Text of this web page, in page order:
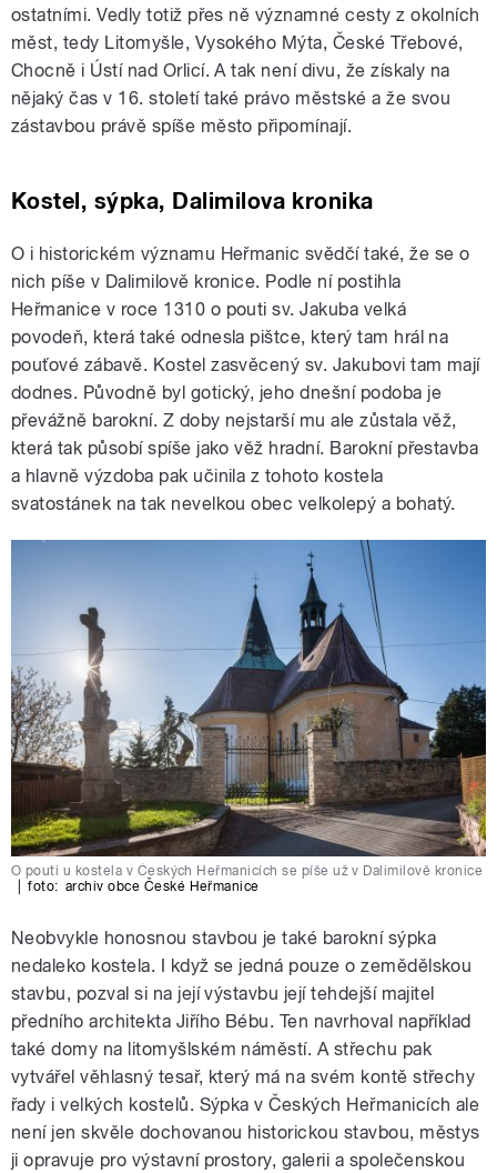
ostatními. Vedly totiž přes ně významné cesty z okolních
měst, tedy Litomyšle, Vysokého Mýta, České Třebové,
Chocně i Ústí nad Orlicí. A tak není divu, že získaly na
nějaký čas v 16. století také právo městské a že svou
zástavbou právě spíše město připomínají.
Kostel, sýpka, Dalimilova kronika
O i historickém významu Heřmanic svědčí také, že se o
nich píše v Dalimilově kronice. Podle ní postihla
Heřmanice v roce 1310 o pouti sv. Jakuba velká
povodeň, která také odnesla pištce, který tam hrál na
pouťové zábavě. Kostel zasvěcený sv. Jakubovi tam mají
dodnes. Původně byl gotický, jeho dnešní podoba je
převážně barokní. Z doby nejstarší mu ale zůstala věž,
která tak působí spíše jako věž hradní. Barokní přestavba
a hlavně výzdoba pak učinila z tohoto kostela
svatostánek na tak nevelkou obec velkolepý a bohatý.
O pouti u kostela v Českých Heřmanicích se píše už v Dalimilově kronice
foto: archiv obce České Heřmanice
Neobvykle honosnou stavbou je také barokní sýpka
nedaleko kostela. I když se jedná pouze o zemědělskou
stavbu, pozval si na její výstavbu její tehdejší majitel
předního architekta Jiřího Bébu. Ten navrhoval například
také domy na litomyšlském náměstí. A střechu pak
vytvářel věhlasný tesař, který má na svém kontě střechy
řady i velkých kostelů. Sýpka v Českých Heřmanicích ale
není jen skvěle dochovanou historickou stavbou, městys
ji opravuje pro výstavní prostory, galerii a společenskou